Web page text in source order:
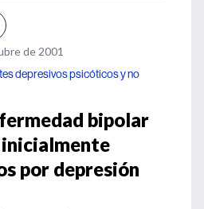
de 2001
depresivos psicóticos y no
bipolar
por depresión